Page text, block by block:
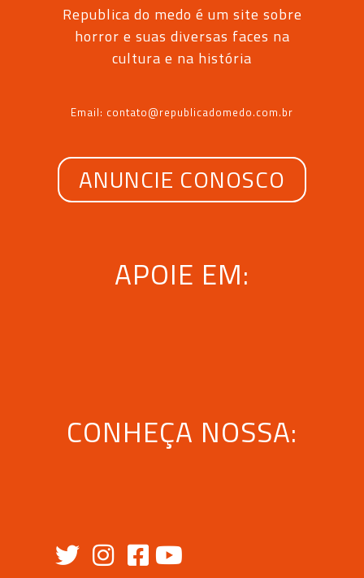
Republica do medo é um site sobre
horror e suas diversas faces na
cultura e na história
Email: contato@republicadomedo.com.br
ANUNCIE CONOSCO
APOIE EM:
CONHEÇA NOSSA: